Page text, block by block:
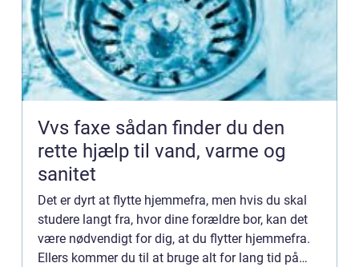
Vvs faxe sådan finder du den
rette hjælp til vand, varme og
sanitet
Det er dyrt at flytte hjemmefra, men hvis du skal
studere langt fra, hvor dine forældre bor, kan det
være nødvendigt for dig, at du flytter hjemmefra.
Ellers kommer du til at bruge alt for lang tid på